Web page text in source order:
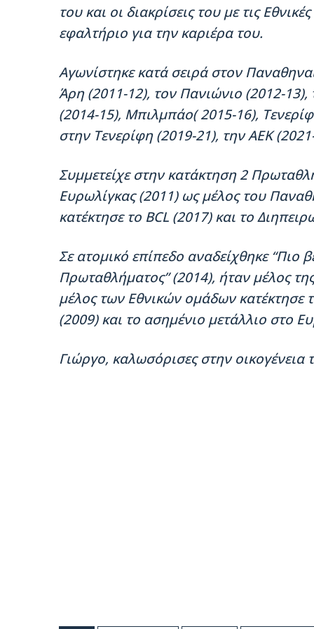
του και οι διακρίσεις του με τις
εφαλτήριο για την καριέρα του.
Αγωνίστηκε κατά σειρά στον
Άρη (2011-12), τον Πανιώνιο (2012-
(2014-15), Μπιλμπάο( 2015-16),
στην Τενερίφη (2019-21), την ΑΕΚ
Συμμετείχε στην κατάκτηση 2
Ευρωλίγκας (2011) ως μέλος του
κατέκτησε το BCL (2017) και το
Σε ατομικό επίπεδο αναδείχθηκε “Πιο
Πρωταθλήματος” (2014), ήταν μέλος
μέλος των Εθνικών ομάδων
(2009) και το ασημένιο μετάλλιο στο
Γιώργο, καλωσόρισες στην